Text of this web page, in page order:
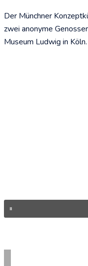
Der Münchner
zwei anonyme
Museum Ludwig in Köln.